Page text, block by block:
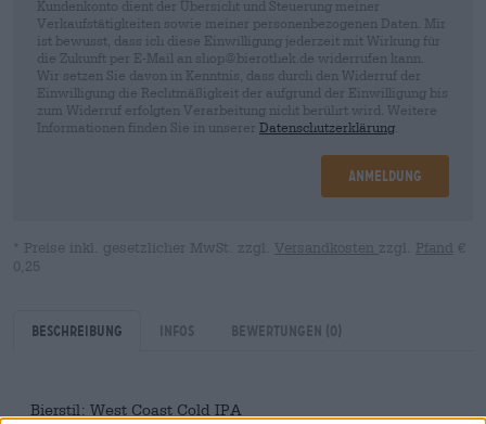
Kundenkonto dient der Übersicht und Steuerung meiner
Verkaufstätigkeiten sowie meiner personenbezogenen Daten. Mir
ist bewusst, dass ich diese Einwilligung jederzeit mit Wirkung für
die Zukunft per E-Mail an shop@bierothek.de widerrufen kann.
Wir setzen Sie davon in Kenntnis, dass durch den Widerruf der
Einwilligung die Rechtmäßigkeit der aufgrund der Einwilligung bis
zum Widerruf erfolgten Verarbeitung nicht berührt wird. Weitere
Informationen finden Sie in unserer Datenschutzerklärung
Anmeldung
* Preise inkl. gesetzlicher MwSt. zzgl. Versandkosten zzgl. Pfand €
0,25
Beschreibung Infos Bewertungen (0)
Bierstil: West Coast Cold IPA